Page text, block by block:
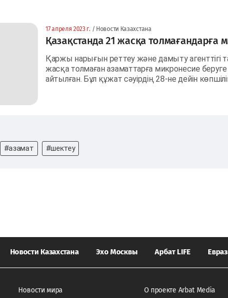
17 апреля 2023 г. / Новости Казахстана
Қазақстанда 21 жасқа толмағандарға
Қаржы нарығын реттеу және дамыту агенттігі
жасқа толмаған азаматтарға микронесие
айтылған. Бұл құжат сәуірдің 28-не дейін
#азамат #шектеу
Новости Казахстана Эхо Москвы Арбат LIFE
Новости мира О проекте Arbat Media